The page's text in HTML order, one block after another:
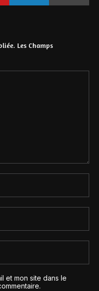
Les Champs
et mon site dans le